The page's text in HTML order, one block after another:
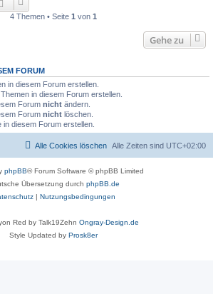
4 Themen • Seite 1 von 1
Gehe zu
FORUM
in diesem Forum erstellen.
in diesem Forum erstellen.
Forum nicht ändern.
Forum nicht löschen.
in diesem Forum erstellen.
Alle Zeiten sind UTC+02:00
Alle Cookies löschen
phpBB® Forum Software © phpBB Limited
Übersetzung durch phpBB.de
| Nutzungsbedingungen
Red by Talk19Zehn Ongray-Design.de
Style Updated by Prosk8er